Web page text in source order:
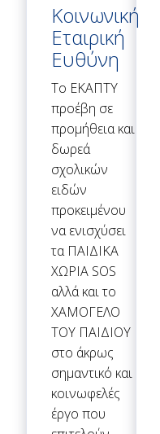
Κοινωνική
Εταιρική
Ευθύνη
Το ΕΚΑΠΤΥ
προέβη σε
προμήθεια και
δωρεά
σχολικών
ειδών
προκειμένου
να ενισχύσει
τα ΠΑΙΔΙΚΑ
ΧΩΡΙΑ SOS
αλλά και το
ΧΑΜΟΓΕΛΟ
ΤΟΥ ΠΑΙΔΙΟΥ
στο άκρως
σημαντικό και
κοινωφελές
έργο που